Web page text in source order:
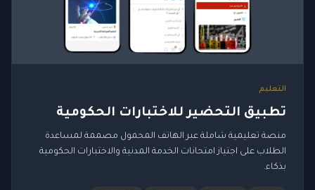
التعليم
تطبيق التحضير للاختبارات الحكومية
منصة تعليمية شاملة عبر الهاتف المحمول مصممة لمساعدة
الطلاب على اجتياز امتحانات الخدمة المدنية والاختبارات الحكومية
بذكاء.